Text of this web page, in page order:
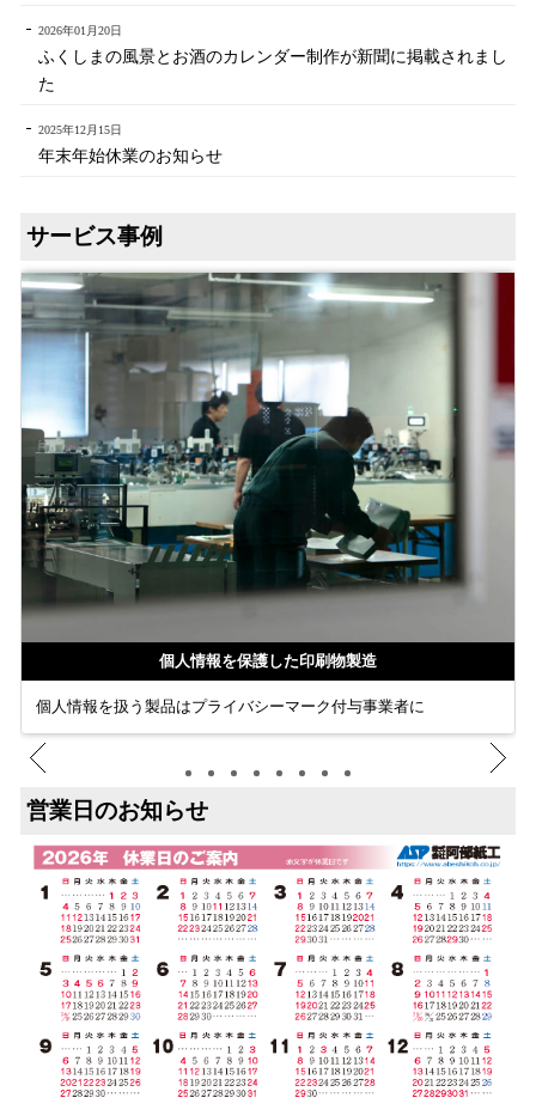
2026年01月20日
ふくしまの風景とお酒のカレンダー制作が新聞に掲載されまし
た
2025年12月15日
年末年始休業のお知らせ
サービス事例
個人情報を保護した印刷物製造
個人情報を扱う製品はプライバシーマーク付与事業者に
営業日のお知らせ